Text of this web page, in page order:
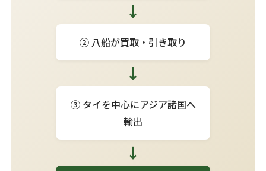
↓
② 八船が買取・引き取り
↓
③ タイを中心にアジア諸国へ
輸出
↓